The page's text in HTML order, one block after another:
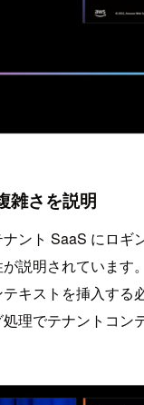
雑さを説明
ント SaaS にロギ
説明されています。
キストを挿入する
理でテナントコン